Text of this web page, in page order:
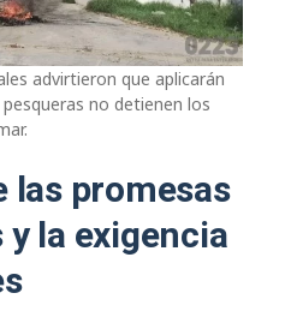
advirtieron que aplicarán
no detienen los
las promesas
la exigencia